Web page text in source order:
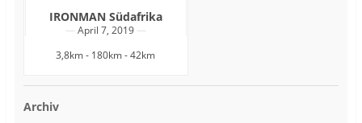
IRONMAN Südafrika
April 7, 2019
3,8km - 180km - 42km
Archiv